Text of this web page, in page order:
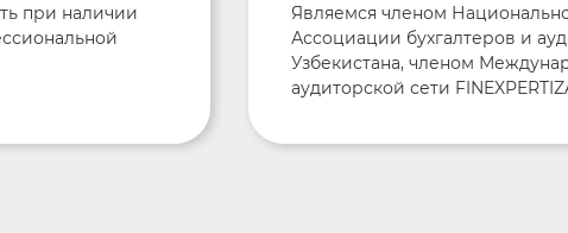
при наличии
Являемся членом
Ассоциации бухгалтеров и
Узбекистана, членом
аудиторской сети